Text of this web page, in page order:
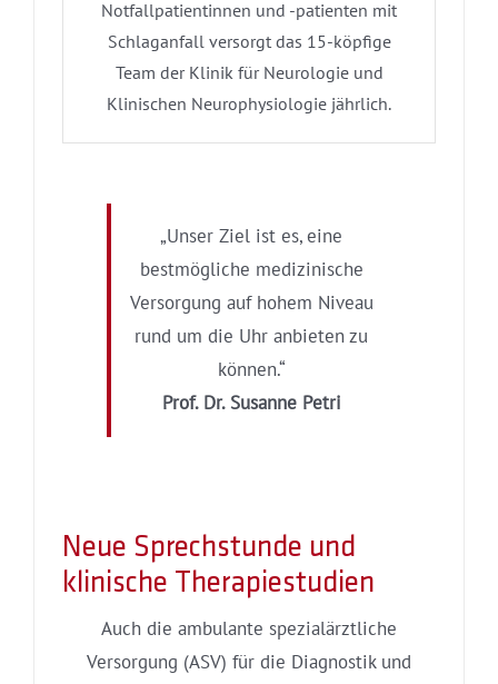
Notfallpatientinnen und -patienten mit
Schlaganfall versorgt das 15-köpfige
Team der Klinik für Neurologie und
Klinischen Neurophysiologie jährlich.
„Unser Ziel ist es, eine
bestmögliche medizinische
Versorgung auf hohem Niveau
rund um die Uhr anbieten zu
können.“
Prof. Dr. Susanne Petri
Neue Sprechstunde und
klinische Therapiestudien
Auch die ambulante spezialärztliche
Versorgung (ASV) für die Diagnostik und